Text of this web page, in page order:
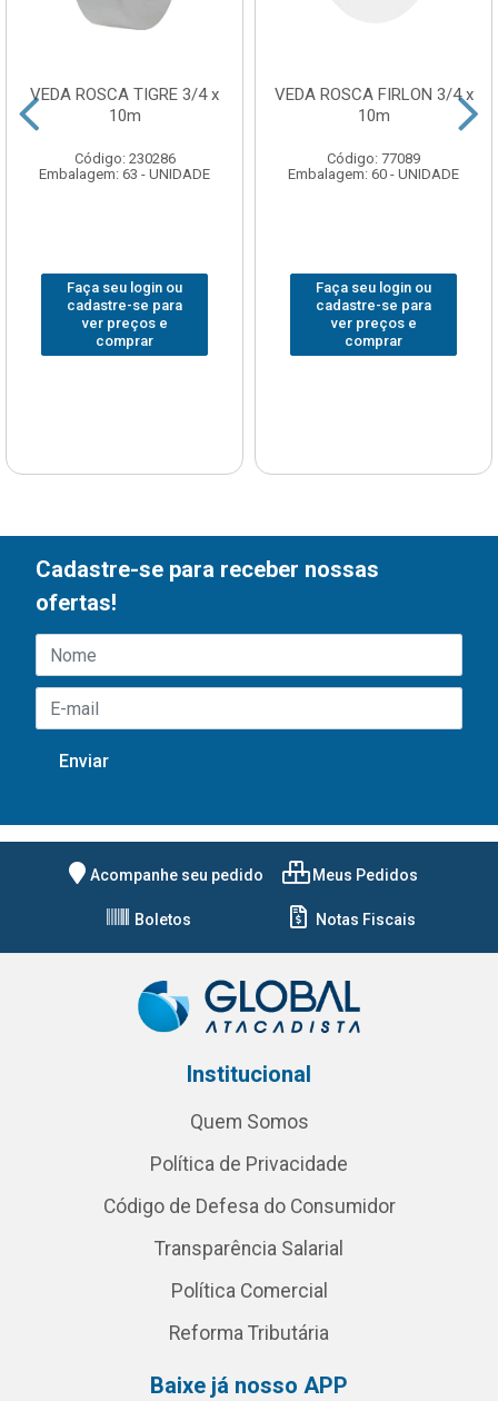
VEDA ROSCA TIGRE 3/4 x
10m
Código: 230286
Embalagem: 63 - UNIDADE
Faça seu login ou
cadastre-se para
ver preços e
comprar
VEDA ROSCA FIRLON 3/4 x
10m
Código: 77089
Embalagem: 60 - UNIDADE
Faça seu login ou
cadastre-se para
ver preços e
comprar
Cadastre-se para receber nossas
ofertas!
Acompanhe seu pedido Meus Pedidos
Boletos Notas Fiscais
Institucional
Quem Somos
Política de Privacidade
Código de Defesa do Consumidor
Transparência Salarial
Política Comercial
Reforma Tributária
Baixe já nosso APP